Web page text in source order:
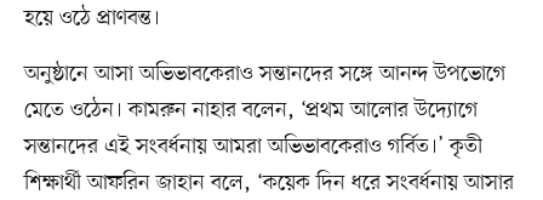
হয়ে ওঠে প্রাণবন্ত।
অনুষ্ঠানে আসা অভিভাবকেরাও সন্তানদের সঙ্গে আনন্দ উপভোগে
মেতে ওঠেন। কামরুন নাহার বলেন, ‘প্রথম আলোর উদ্যোগে
সন্তানদের এই সংবর্ধনায় আমরা অভিভাবকেরাও গর্বিত।’ কৃতী
শিক্ষার্থী আফরিন জাহান বলে, ‘কয়েক দিন ধরে সংবর্ধনায় আসার